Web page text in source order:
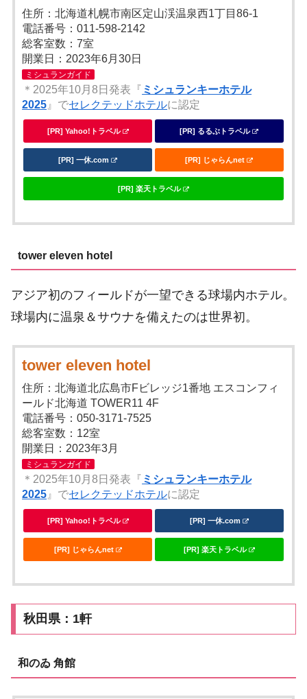
住所：北海道札幌市南区定山渓温泉西1丁目86-1
電話番号：011-598-2142
総客室数：7室
開業日：2023年6月30日
ミシュランガイド
＊2025年10月8日発表『 ミシュランキーホテル
2025 』でセレクテッドホテルに認定
[PR] Yahoo!トラベル [PR] るるぶトラベル
[PR] 一休.com [PR] じゃらんnet
[PR] 楽天トラベル
tower eleven hotel
アジア初のフィールドが一望できる球場内ホテル。
球場内に温泉＆サウナを備えたのは世界初。
tower eleven hotel
住所：北海道北広島市Fビレッジ1番地 エスコンフィ
ールド北海道 TOWER11 4F
電話番号：050-3171-7525
総客室数：12室
開業日：2023年3月
ミシュランガイド
＊2025年10月8日発表『 ミシュランキーホテル
2025』でセレクテッドホテルに認定
[PR] Yahoo!トラベル [PR] 一休.com
[PR] じゃらんnet [PR] 楽天トラベル
秋田県：1軒
和のゐ 角館